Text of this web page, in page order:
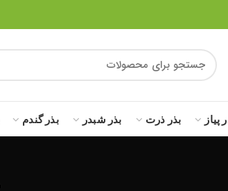
پیاز بذر ذرت بذر شبدر بذر گندم